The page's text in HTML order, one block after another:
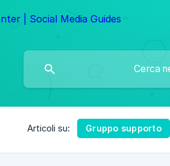
Articoli su: Gruppo supporto